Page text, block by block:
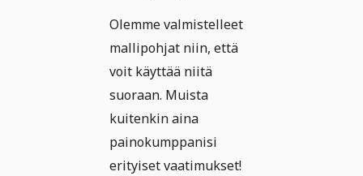
Olemme valmistelleet
mallipohjat niin, että
voit käyttää niitä
suoraan. Muista
kuitenkin aina
painokumppanisi
erityiset vaatimukset!